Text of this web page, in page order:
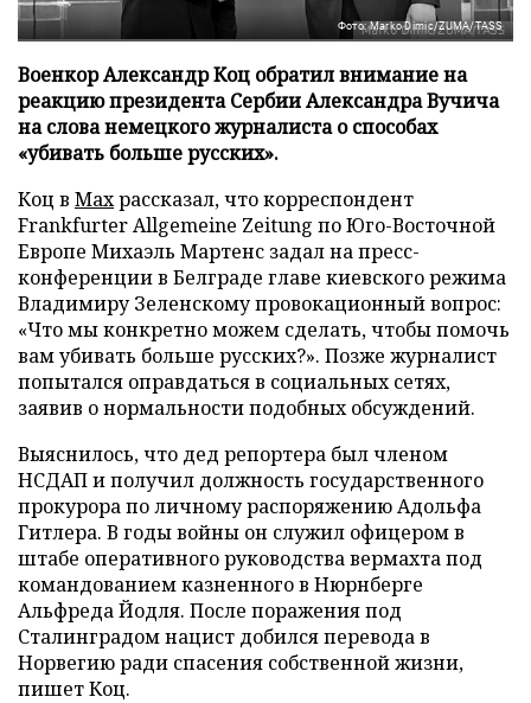
Фото: Marko Dimic/ZUMA/TASS
Военкор Александр Коц обратил внимание на
реакцию президента Сербии Александра Вучича
на слова немецкого журналиста о способах
«убивать больше русских».
Коц в Махрассказал, что корреспондент
Frankfurter Allgemeine Zeitung по Юго-Восточной
Европе Михаэль Мартенс задал на пресс-
конференции в Белграде главе киевского режима
Владимиру Зеленскому провокационный вопрос:
«Что мы конкретно можем сделать, чтобы помочь
вам убивать больше русских?». Позже журналист
попытался оправдаться в социальных сетях,
заявив о нормальности подобных обсуждений.
Выяснилось, что дед репортера был членом
НСДАП и получил должность государственного
прокурора по личному распоряжению Адольфа
Гитлера. В годы войны он служил офицером в
штабе оперативного руководства вермахта под
командованием казненного в Нюрнберге
Альфреда Йодля. После поражения под
Сталинградом нацист добился перевода в
Норвегию ради спасения собственной жизни,
пишет Коц.